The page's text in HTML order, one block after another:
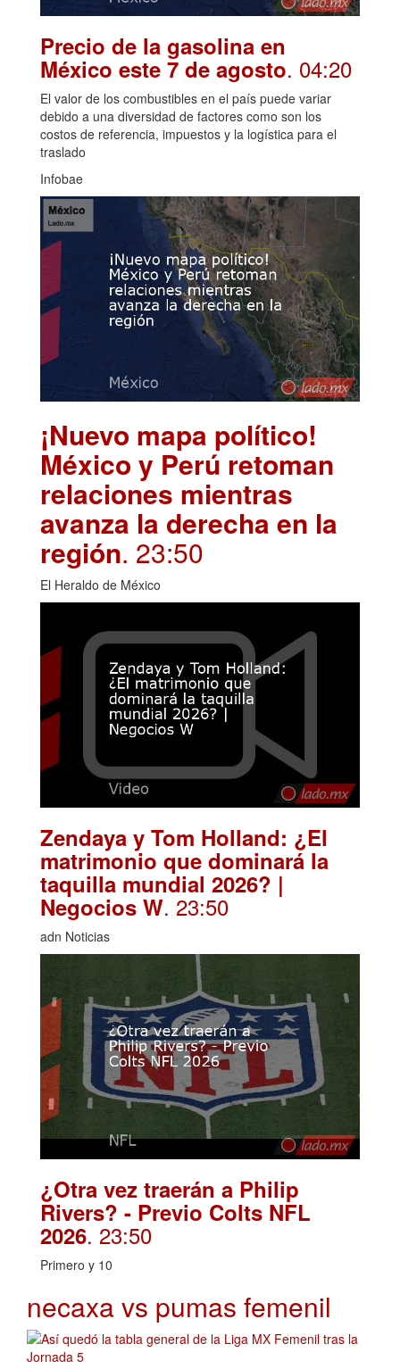
Precio de la gasolina en
México este 7 de agosto. 04:20
El valor de los combustibles en el país puede variar
debido a una diversidad de factores como son los
costos de referencia, impuestos y la logística para el
traslado
Infobae
¡Nuevo mapa político!
México y Perú retoman
relaciones mientras
avanza la derecha en la
región. 23:50
El Heraldo de México
Zendaya y Tom Holland: ¿El
matrimonio que dominará la
taquilla mundial 2026? |
Negocios W. 23:50
adn Noticias
¿Otra vez traerán a Philip
Rivers? - Previo Colts NFL
2026. 23:50
Primero y 10
necaxa vs pumas femenil